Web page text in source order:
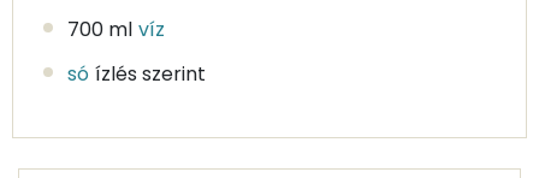
700 ml víz
só ízlés szerint